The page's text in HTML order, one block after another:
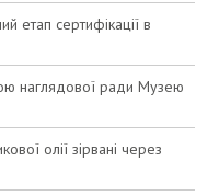
етап сертифікації в
наглядової ради Музею
олії зірвані через